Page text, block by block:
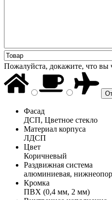
Пожалуйста, докажите, что вы
Фасад
ДСП, Цветное стекло
Материал корпуса
ЛДСП
Цвет
Коричневый
Раздвижная система
алюминиевая,
Кромка
ПВХ (0,4 мм, 2 мм)